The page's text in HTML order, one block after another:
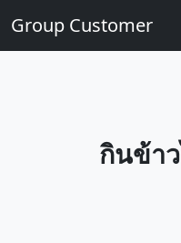
Group Customer
กินข้า